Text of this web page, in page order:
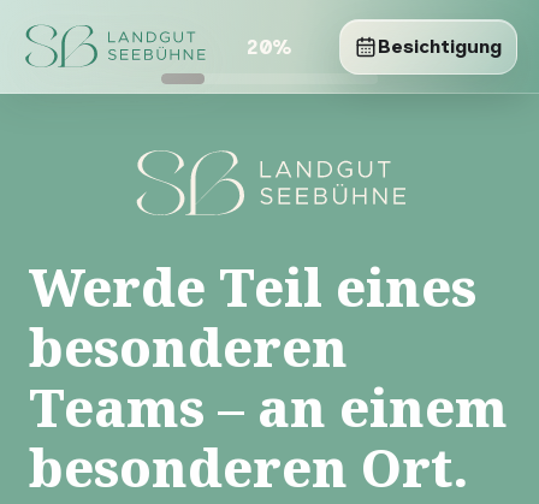
Besichtigung
Schritt 1 von 5 20%
Werde Teil eines
besonderen
Teams – an einem
besonderen Ort.